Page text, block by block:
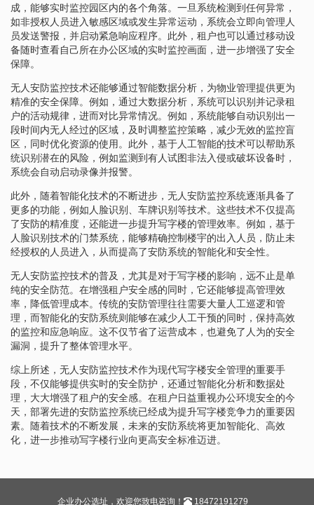
成，能够实时监控园区内的各个角落。一旦系统检测到任何异常，
如非授权人员进入敏感区域或发生异常运动，系统会立即向管理人
员发送警报，并启动紧急响应程序。此外，租户也可以通过移动设
备随时查看自己所在办公区域的实时监控画面，进一步增强了安全
保障。
无人安防监控技术还能够通过智能数据分析，为物业管理提供更为
精准的安全保障。例如，通过大数据分析，系统可以识别并记录租
户的活动规律，进而对比异常情况。例如，系统能够自动识别出一
段时间内无人经过的区域，及时调整监控策略，减少无效的监控盲
区，同时优化资源的使用。此外，基于人工智能的技术可以帮助系
统识别潜在的风险，例如监测到有人试图非法入侵或破坏设备时，
系统会自动启动录像并报警。
此外，随着智能化技术的不断进步，无人安防监控系统逐渐具备了
更多的功能，例如人脸识别、车牌识别等技术。这些技术不仅提高
了安防的精准度，还能进一步提升写字楼的管理效率。例如，基于
人脸识别技术的门禁系统，能够精确控制楼宇的出入人员，防止未
经授权的人员进入，从而提高了安防系统的智能化和安全性。
无人安防监控技术的普及，尤其是对于写字楼的影响，远不止是单
纯的安全防范。在增强租户安全感的同时，它还能够提高管理效
率，降低管理成本。传统的安防管理往往需要大量人工巡逻和管
理，而智能化的安防系统则能够在减少人工干预的同时，保持高效
的监控和应急响应。这不仅节省了运营成本，也避免了人为的安全
漏洞，提升了整体管理水平。
综上所述，无人安防监控技术作为现代写字楼安全管理的重要手
段，不仅能够提供实时的安全防护，还通过智能化分析和数据处
理，大大增强了租户的安全感。在租户日益重视办公环境安全的今
天，部署先进的安防监控系统已经成为提升写字楼竞争力的重要因
素。随着技术的不断发展，未来的安防系统将更加智能化、高效
化，进一步推动写字楼行业向更高安全标准迈进。
企业办公选址，欢迎您致电咨询！ 18472191279